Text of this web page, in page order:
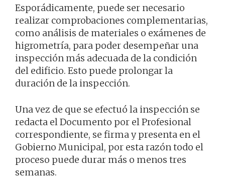
Esporádicamente, puede ser necesario
realizar comprobaciones complementarias,
como análisis de materiales o exámenes de
higrometría, para poder desempeñar una
inspección más adecuada de la condición
del edificio. Esto puede prolongar la
duración de la inspección.
Una vez de que se efectuó la inspección se
redacta el Documento por el Profesional
correspondiente, se firma y presenta en el
Gobierno Municipal, por esta razón todo el
proceso puede durar más o menos tres
semanas.